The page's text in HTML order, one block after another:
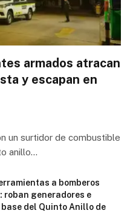
armados atracan
y escapan en
un surtidor de combustible
anillo…
a bomberos
roban generadores e
base del Quinto Anillo de